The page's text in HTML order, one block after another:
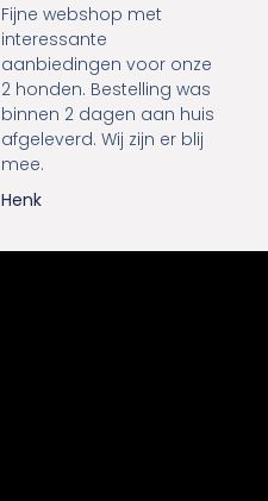
Fijne webshop met
interessante
aanbiedingen voor onze
2 honden. Bestelling was
binnen 2 dagen aan huis
afgeleverd. Wij zijn er blij
mee.
Henk